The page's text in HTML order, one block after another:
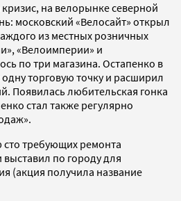
кризис, на велорынке северной
московский «Велосайт» открыл
из местных розничных
«Велоимперии» и
по три магазина. Остапенко в
торговую точку и расширил
Появилась любительская гонка
стал также регулярно
требующих ремонта
по городу для
(акция получила название